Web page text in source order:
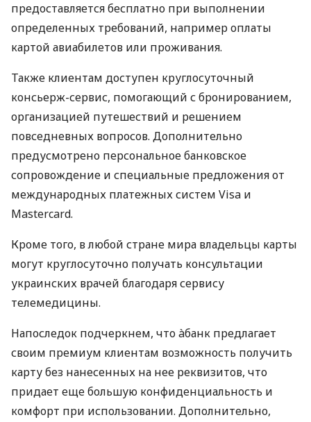
предоставляется бесплатно при выполнении
определенных требований, например оплаты
картой авиабилетов или проживания.
Также клиентам доступен круглосуточный
консьерж-сервис, помогающий с бронированием,
организацией путешествий и решением
повседневных вопросов. Дополнительно
предусмотрено персональное банковское
сопровождение и специальные предложения от
международных платежных систем Visa и
Mastercard.
Кроме того, в любой стране мира владельцы карты
могут круглосуточно получать консультации
украинских врачей благодаря сервису
телемедицины.
Напоследок подчеркнем, что àбанк предлагает
своим премиум клиентам возможность получить
карту без нанесенных на нее реквизитов, что
придает еще большую конфиденциальность и
комфорт при использовании. Дополнительно,